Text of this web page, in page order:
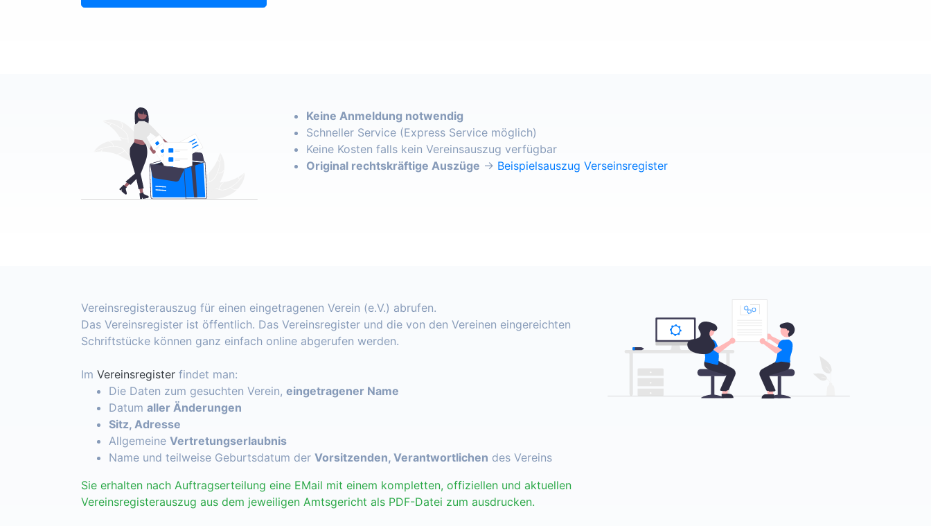
Keine Anmeldung notwendig
Schneller Service (Express Service möglich)
Keine Kosten falls kein Vereinsauszug verfügbar
Original rechtskräftige Auszüge → Beispielsauszug Verseinsregister
Vereinsregisterauszug für einen eingetragenen Verein (e.V.) abrufen.
Das Vereinsregister ist öffentlich. Das Vereinsregister und die von den Vereinen eingereichten
Schriftstücke können ganz einfach online abgerufen werden.
Im Vereinsregister findet man:
Die Daten zum gesuchten Verein, eingetragener Name
Datum aller Änderungen
Sitz, Adresse
Allgemeine Vertretungserlaubnis
Name und teilweise Geburtsdatum der Vorsitzenden, Verantwortlichen des Vereins
Sie erhalten nach Auftragserteilung eine EMail mit einem kompletten, offiziellen und aktuellen
Vereinsregisterauszug aus dem jeweiligen Amtsgericht als PDF-Datei zum ausdrucken.